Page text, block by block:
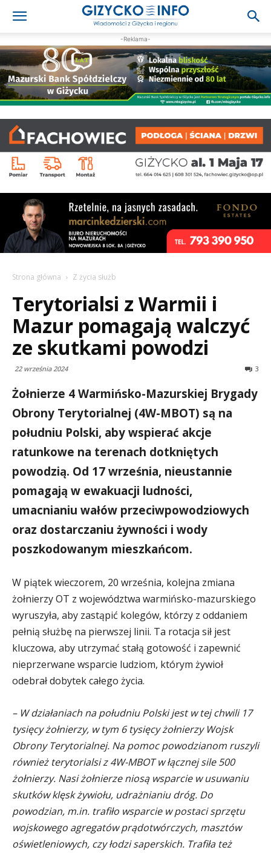
-Reklama-
Strona główna Z życia służb
Terytorialsi z Warmii i
Mazur pomagają walczyć
ze skutkami powodzi
22 września 2024 3
Żołnierze 4 Warmińsko-Mazurskiej Brygady
Obrony Terytorialnej (4W-MBOT) są na
południu Polski, aby wspierać akcje
ratunkowe na terenach dotkniętych
powodzią. Od 17 września, nieustannie
pomagają w ewakuacji ludności,
umacnianiu wałów przeciwpowodziowych
oraz dostarczaniu żywności i wody
poszkodowanym mieszkańcom.
W piątek wieczorem, 20 września, kolejna zmiana
żołnierzy OT z województwa warmińsko-mazurskiego
wyruszyła, aby zastąpić kolegów, którzy z oddaniem
pełnią służbę na pierwszej linii. Ta rotacja sił jest
kluczowa, aby utrzymać stałą gotowość i zapewnić
nieprzerwane wsparcie ludziom, którym żywioł
odebrał dobytek całego życia.
– W działaniach na południu Polski jest w tej chwili 17
tysięcy żołnierzy, w tym 6 tysięcy żołnierzy Wojsk
Obrony Terytorialnej. Na pomoc powodzianom ruszyli
również terytorialsi z 4W-MBOT w łącznej sile 500
żołnierzy. Nasi żołnierze niosą wsparcie w usuwaniu
skutków klęsk żywiołu, udrażnianiu dróg. Do
powodzian, m.in. trafiło wsparcie w postaci sprzętu
wojskowego agregatów prądotwórczych, masztów
oświetleniowych, czy łodzi saperskich. Trafiła też